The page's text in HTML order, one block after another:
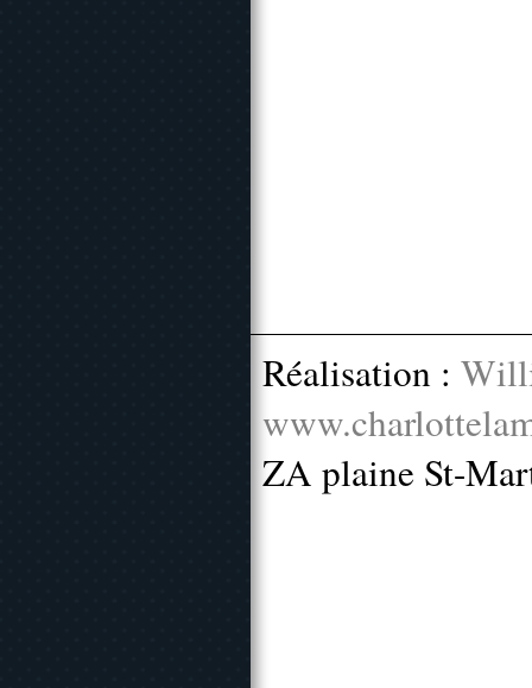
Réalisation :
ZA plaine St-